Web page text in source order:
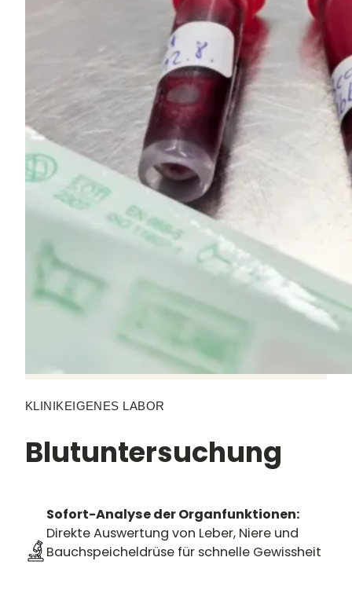
KLINIKEIGENES LABOR
Blutuntersuchung
Sofort-Analyse der Organfunktionen:
Direkte Auswertung von Leber, Niere und
Bauchspeicheldrüse für schnelle Gewissheit